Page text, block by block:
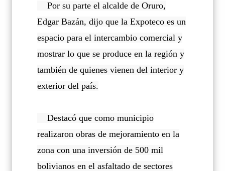
Por su parte el alcalde de Oruro,
Edgar Bazán, dijo que la Expoteco es un
espacio para el intercambio comercial y
mostrar lo que se produce en la región y
también de quienes vienen del interior y
exterior del país.
Destacó que como municipio
realizaron obras de mejoramiento en la
zona con una inversión de 500 mil
bolivianos en el asfaltado de sectores